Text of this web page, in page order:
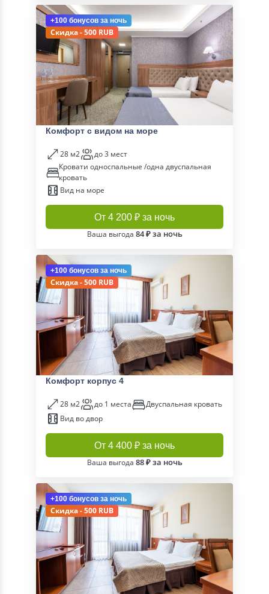
+100 бонусов за ночь
Скидка - 500 RUB
Комфорт с видом на море
28 м2
до 3 мест
Кровати односпальные /одна двуспальная
кровать
Вид на море
От 4 200 ₽ за ночь
Ваша выгода 84 ₽ за ночь
+100 бонусов за ночь
Скидка - 500 RUB
Комфорт корпус 4
28 м2 до 1 места
Двуспальная кровать
Вид во двор
От 4 400 ₽ за ночь
Ваша выгода 88 ₽ за ночь
+100 бонусов за ночь
Скидка - 500 RUB